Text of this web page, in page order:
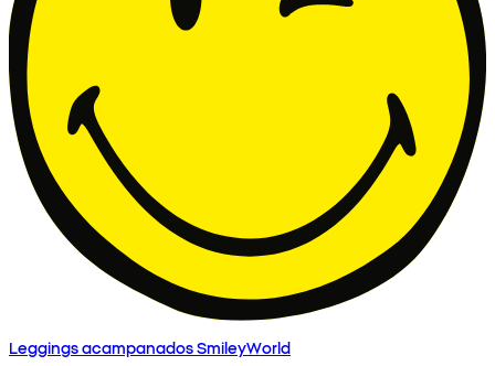
Leggings acampanados SmileyWorld